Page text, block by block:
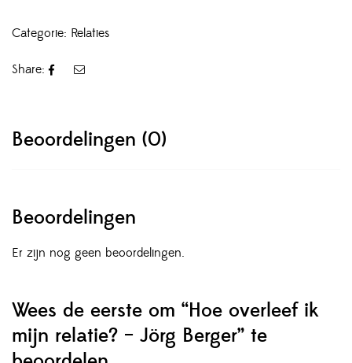
Categorie: Relaties
Share:
Beoordelingen (0)
Beoordelingen
Er zijn nog geen beoordelingen.
Wees de eerste om “Hoe overleef ik
mijn relatie? – Jörg Berger” te